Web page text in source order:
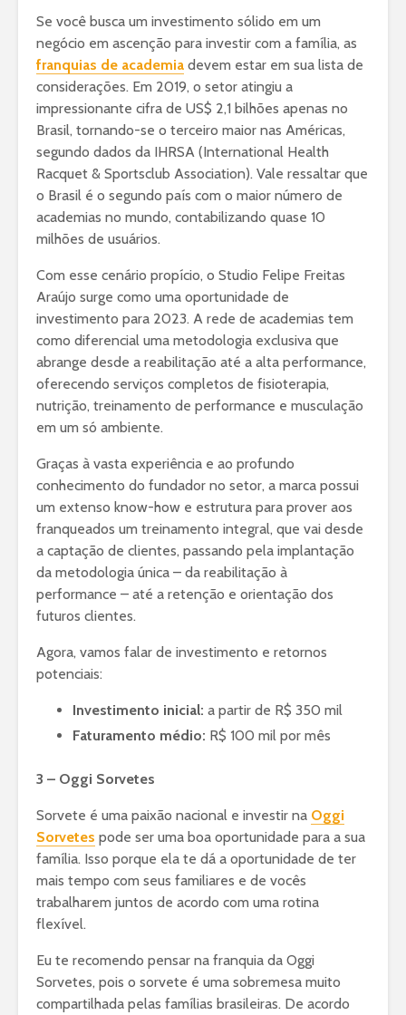
Se você busca um investimento sólido em um
negócio em ascenção para investir com a família, as
franquias de academia devem estar em sua lista de
considerações. Em 2019, o setor atingiu a
impressionante cifra de US$ 2,1 bilhões apenas no
Brasil, tornando-se o terceiro maior nas Américas,
segundo dados da IHRSA (International Health
Racquet & Sportsclub Association). Vale ressaltar que
o Brasil é o segundo país com o maior número de
academias no mundo, contabilizando quase 10
milhões de usuários.
Com esse cenário propício, o Studio Felipe Freitas
Araújo surge como uma oportunidade de
investimento para 2023. A rede de academias tem
como diferencial uma metodologia exclusiva que
abrange desde a reabilitação até a alta performance,
oferecendo serviços completos de fisioterapia,
nutrição, treinamento de performance e musculação
em um só ambiente.
Graças à vasta experiência e ao profundo
conhecimento do fundador no setor, a marca possui
um extenso know-how e estrutura para prover aos
franqueados um treinamento integral, que vai desde
a captação de clientes, passando pela implantação
da metodologia única – da reabilitação à
performance – até a retenção e orientação dos
futuros clientes.
Agora, vamos falar de investimento e retornos
potenciais:
Investimento inicial: a partir de R$ 350 mil
Faturamento médio: R$ 100 mil por mês
3 – Oggi Sorvetes
Sorvete é uma paixão nacional e investir na Oggi
Sorvetes pode ser uma boa oportunidade para a sua
família. Isso porque ela te dá a oportunidade de ter
mais tempo com seus familiares e de vocês
trabalharem juntos de acordo com uma rotina
flexível.
Eu te recomendo pensar na franquia da Oggi
Sorvetes, pois o sorvete é uma sobremesa muito
compartilhada pelas famílias brasileiras. De acordo